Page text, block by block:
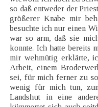
so daß entweder der
größerer Knabe mir
besuchte ich nur einen
war so arm, daß sie
konnte. Ich hatte bereits
mir wehmütig erklärte,
Arbeit, einem
sei, für mich ferner zu
wenig für mich tun,
Landshut in eine